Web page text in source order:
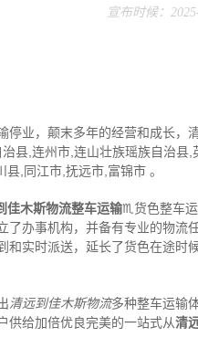
宣布时候：
停业，颠末多年的经营和成长，
县,连州市,连山壮族瑶族自治县,
,同江市,抚远市,富锦市 。
佳木斯物流整车运输♏货色整车
了办事机构，并备有专业的物流
和实时派送，延长了货色在途时
清远到佳木斯物流多种整车运输
供给加倍优良完美的一站式从清